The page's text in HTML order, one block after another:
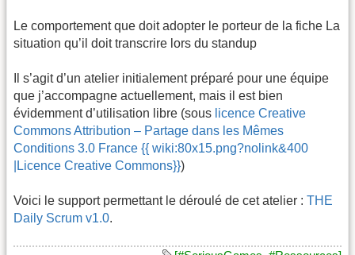
Le comportement que doit adopter le porteur de la fiche La
situation qu’il doit transcrire lors du standup
Il s’agit d’un atelier initialement préparé pour une équipe
que j’accompagne actuellement, mais il est bien
évidemment d’utilisation libre (sous licence Creative
Commons Attribution – Partage dans les Mêmes
Conditions 3.0 France {{ wiki:80x15.png?nolink&400
|Licence Creative Commons}})
Voici le support permettant le déroulé de cet atelier : THE
Daily Scrum v1.0.